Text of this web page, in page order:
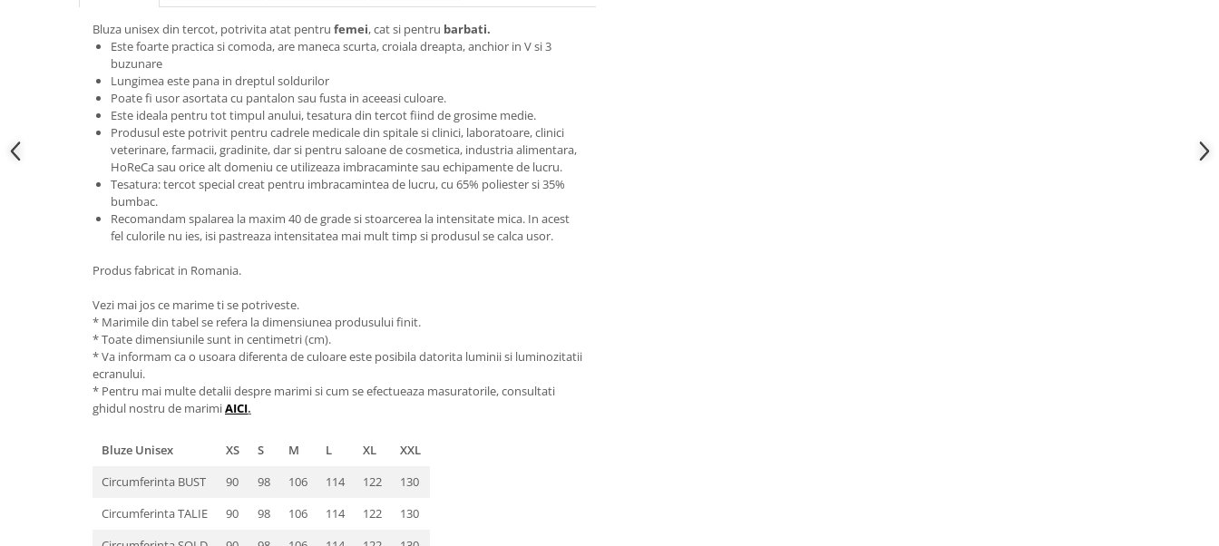
Bluza unisex din tercot, potrivita atat pentru femei, cat si pentru barbati.
Este foarte practica si comoda, are maneca scurta, croiala dreapta, anchior in V si 3
buzunare
Lungimea este pana in dreptul soldurilor
Poate fi usor asortata cu pantalon sau fusta in aceeasi culoare.
Este ideala pentru tot timpul anului, tesatura din tercot fiind de grosime medie.
Produsul este potrivit pentru cadrele medicale din spitale si clinici, laboratoare, clinici
veterinare, farmacii, gradinite, dar si pentru saloane de cosmetica, industria alimentara,
HoReCa sau orice alt domeniu ce utilizeaza imbracaminte sau echipamente de lucru.
Tesatura: tercot special creat pentru imbracamintea de lucru, cu 65% poliester si 35%
bumbac.
Recomandam spalarea la maxim 40 de grade si stoarcerea la intensitate mica. In acest
fel culorile nu ies, isi pastreaza intensitatea mai mult timp si produsul se calca usor.
Produs fabricat in Romania.
Vezi mai jos ce marime ti se potriveste.
* Marimile din tabel se refera la dimensiunea produsului finit.
* Toate dimensiunile sunt in centimetri (cm).
* Va informam ca o usoara diferenta de culoare este posibila datorita luminii si luminozitatii
ecranului.
* Pentru mai multe detalii despre marimi si cum se efectueaza masuratorile, consultati
ghidul nostru de marimiAICI.
Bluze Unisex XS S M L XL
XXL
Circumferinta BUST
90 98 106 114 122
130
Circumferinta TALIE
90 98 106 114 122
130